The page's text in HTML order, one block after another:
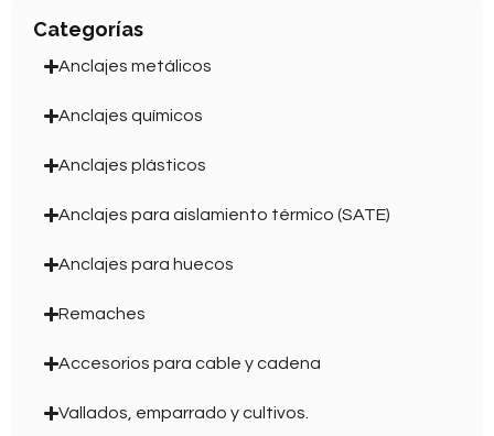
Categorías
Anclajes metálicos
Anclajes químicos
Anclajes plásticos
Anclajes para aislamiento térmico (SATE)
Anclajes para huecos
Remaches
Accesorios para cable y cadena
Vallados, emparrado y cultivos.